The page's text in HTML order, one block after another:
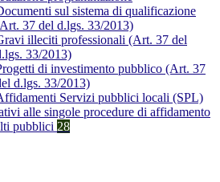
sul sistema di qualificazione
37 del d.lgs. 33/2013)
illeciti professionali (Art. 37 del
33/2013)
di investimento pubblico (Art. 37
d.lgs. 33/2013)
Servizi pubblici locali (SPL)
alle singole procedure di affidamento
pubblici 28